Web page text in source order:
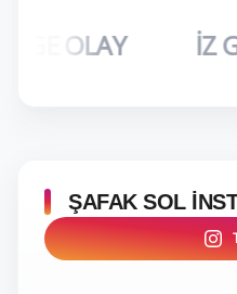
EGE OLAY İZ
ŞAFAK SOL